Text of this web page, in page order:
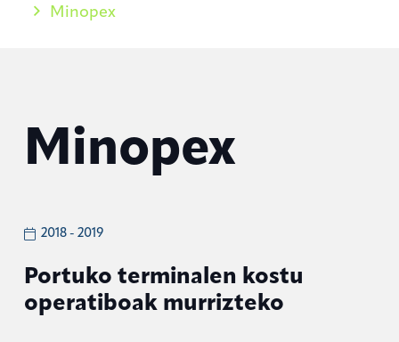
Minopex
Minopex
2018 - 2019
Portuko terminalen kostu
operatiboak murrizteko